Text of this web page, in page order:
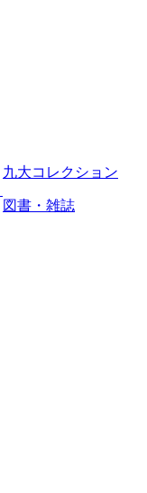
九大コレクション
図書・雑誌